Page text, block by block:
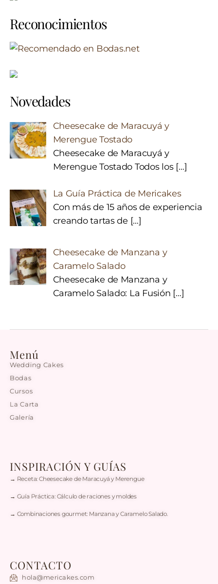
Reconocimientos
Novedades
Cheesecake de Maracuyá y
Merengue Tostado
Cheesecake de Maracuyá y
Merengue Tostado Todos los […]
La Guía Práctica de Mericakes
Con más de 15 años de experiencia
creando tartas de […]
Cheesecake de Manzana y
Caramelo Salado
Cheesecake de Manzana y
Caramelo Salado: La Fusión […]
Menú
Wedding Cakes
Bodas
Cursos
La Carta
Galería
INSPIRACIÓN Y GUÍAS
→ Receta: Cheesecake de Maracuyá y Merengue
→ Guía Práctica: Cálculo de raciones y moldes
→ Combinaciones gourmet: Manzana y Caramelo Salado.
CONTACTO
hola@mericakes.com